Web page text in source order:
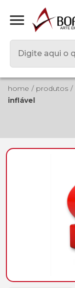
home produtos
inflável